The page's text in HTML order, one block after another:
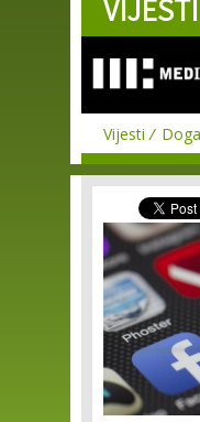
Skip
main
Vijesti